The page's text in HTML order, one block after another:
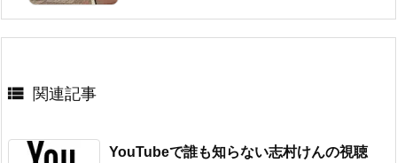
 関連記事
YouTubeで誰も知らない志村けんの視聴